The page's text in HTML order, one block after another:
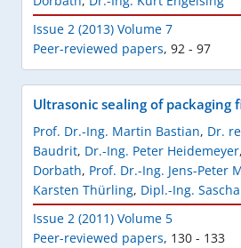
Issue 2 (2013) Volume 7
Peer-reviewed papers, 92 - 97
Ultrasonic sealing of packaging
Prof. Dr.-Ing. Martin Bastian, Dr.
Baudrit, Dr.-Ing. Peter Heidemeyer,
Dorbath, Prof. Dr.-Ing. Jens-Peter
Karsten Thürling, Dipl.-Ing.
Issue 2 (2011) Volume 5
Peer-reviewed papers, 130 - 133